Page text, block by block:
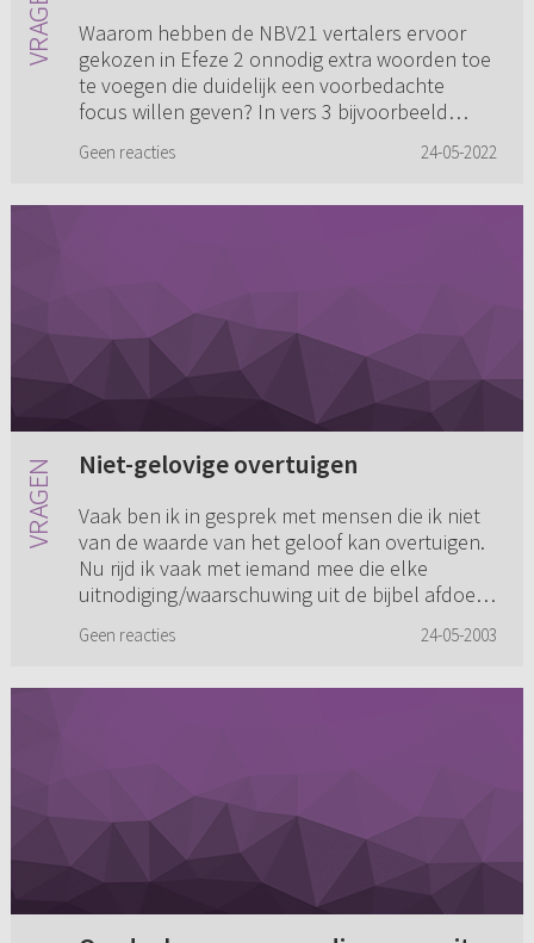
Waarom hebben de NBV21 vertalers ervoor
gekozen in Efeze 2 onnodig extra woorden toe
te voegen die duidelijk een voorbedachte
focus willen geven? In vers 3 bijvoorbeeld
Geen reacties 24-05-2022
Niet-gelovige overtuigen
Vaak ben ik in gesprek met mensen die ik niet
van de waarde van het geloof kan overtuigen.
Nu rijd ik vaak met iemand mee die elke
uitnodiging/waarschuwing uit de bijbel afdoet
Geen reacties 24-05-2003